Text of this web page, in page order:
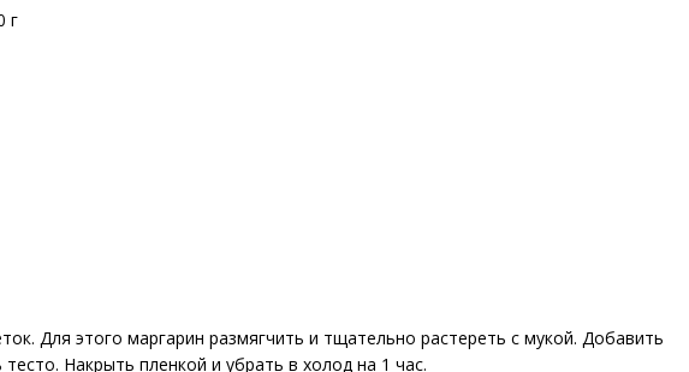
г
Для этого маргарин размягчить и тщательно растереть с мукой. Добавить
Накрыть пленкой и убрать в холод на 1 час.